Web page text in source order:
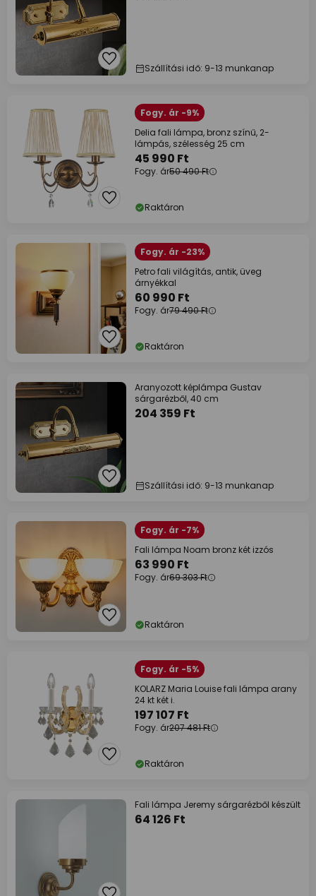
Szállítási idő: 9-13 munkanap
Fogy. ár -9%
Delia fali lámpa, bronz színű, 2-
lámpás, szélesség 25 cm
45 990 Ft
Fogy. ár50 490 Ft
Raktáron
Fogy. ár -23%
Petro fali világítás, antik, üveg
árnyékkal
60 990 Ft
Fogy. ár79 490 Ft
Raktáron
Aranyozott képlámpa Gustav
sárgarézből, 40 cm
204 359 Ft
Szállítási idő: 9-13 munkanap
Fogy. ár -7%
Fali lámpa Noam bronz két izzós
63 990 Ft
Fogy. ár69 303 Ft
Raktáron
Fogy. ár -5%
KOLARZ Maria Louise fali lámpa arany
24 kt két i.
197 107 Ft
Fogy. ár207 481 Ft
Raktáron
Fali lámpa Jeremy sárgarézből készült
64 126 Ft